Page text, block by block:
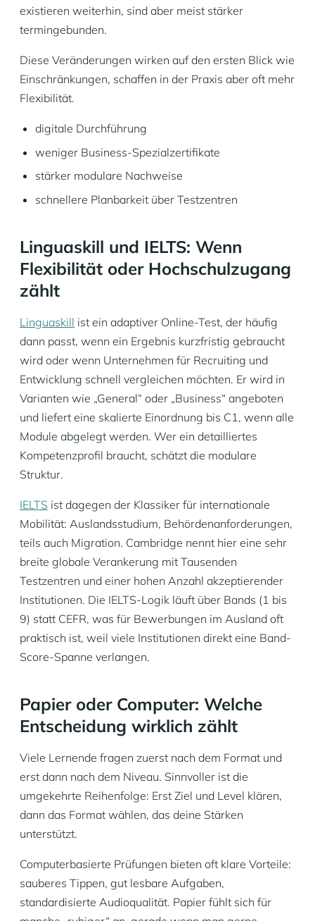
existieren weiterhin, sind aber meist stärker
termingebunden.
Diese Veränderungen wirken auf den ersten Blick wie
Einschränkungen, schaffen in der Praxis aber oft mehr
Flexibilität.
digitale Durchführung
weniger Business-Spezialzertifikate
stärker modulare Nachweise
schnellere Planbarkeit über Testzentren
Linguaskill und IELTS: Wenn
Flexibilität oder Hochschulzugang
zählt
Linguaskill ist ein adaptiver Online-Test, der häufig
dann passt, wenn ein Ergebnis kurzfristig gebraucht
wird oder wenn Unternehmen für Recruiting und
Entwicklung schnell vergleichen möchten. Er wird in
Varianten wie „General“ oder „Business“ angeboten
und liefert eine skalierte Einordnung bis C1, wenn alle
Module abgelegt werden. Wer ein detailliertes
Kompetenzprofil braucht, schätzt die modulare
Struktur.
IELTS ist dagegen der Klassiker für internationale
Mobilität: Auslandsstudium, Behördenanforderungen,
teils auch Migration. Cambridge nennt hier eine sehr
breite globale Verankerung mit Tausenden
Testzentren und einer hohen Anzahl akzeptierender
Institutionen. Die IELTS-Logik läuft über Bands (1 bis
9) statt CEFR, was für Bewerbungen im Ausland oft
praktisch ist, weil viele Institutionen direkt eine Band-
Score-Spanne verlangen.
Papier oder Computer: Welche
Entscheidung wirklich zählt
Viele Lernende fragen zuerst nach dem Format und
erst dann nach dem Niveau. Sinnvoller ist die
umgekehrte Reihenfolge: Erst Ziel und Level klären,
dann das Format wählen, das deine Stärken
unterstützt.
Computerbasierte Prüfungen bieten oft klare Vorteile:
sauberes Tippen, gut lesbare Aufgaben,
standardisierte Audioqualität. Papier fühlt sich für